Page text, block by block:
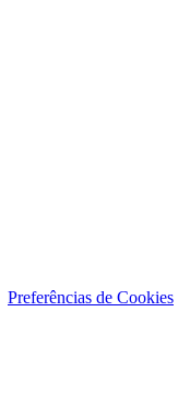
Preferências de Cookies